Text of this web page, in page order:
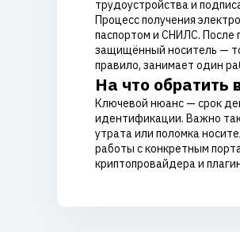
трудоустройства и
Процесс получения
паспортом и СНИЛС. После
защищённый носитель —
правило, занимает один
На что обратить
Ключевой нюанс — срок
идентификации. Важно
утрата или поломка
работы с конкретным
криптопровайдера и